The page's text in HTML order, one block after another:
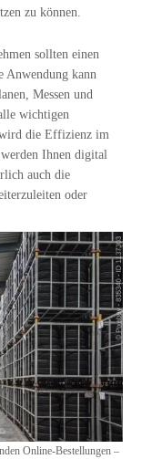
zu können.
sollten einen
Anwendung kann
Messen und
wichtigen
die Effizienz im
Ihnen digital
auch die
oder
Online-Bestellungen –